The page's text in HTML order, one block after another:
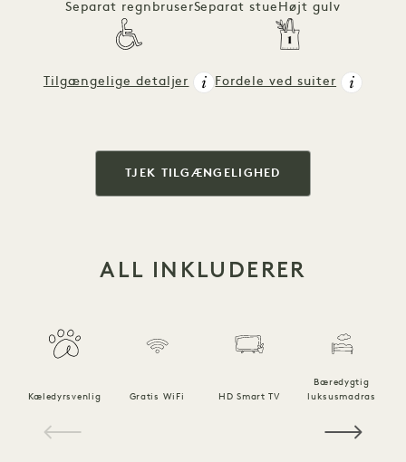
Separat regnbruserSeparat stue Højt gulv
Tilgængelige detaljer Fordele ved suiter
TJEK TILGÆNGELIGHED
ALL INKLUDERER
Kæledyrsvenlig Gratis WiFi HD Smart TV
Bæredygtig
luksusmadras